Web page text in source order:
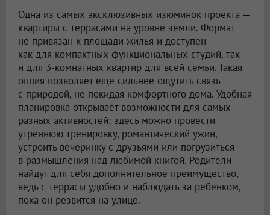
Одна из самых эксклюзивных изюминок проекта —
квартиры с террасами на уровне земли. Формат
не привязан к площади жилья и доступен
как для компактных функциональных студий, так
и для 3-комнатных квартир для всей семьи. Такая
опция позволяет еще сильнее ощутить связь
с природой, не покидая комфортного дома. Удобная
планировка открывает возможности для самых
разных активностей: здесь можно провести
утреннюю тренировку, романтический ужин,
устроить вечеринку с друзьями или погрузиться
в размышления над любимой книгой. Родители
найдут для себя дополнительное преимущество,
ведь с террасы удобно и наблюдать за ребенком,
пока он резвится на улице.